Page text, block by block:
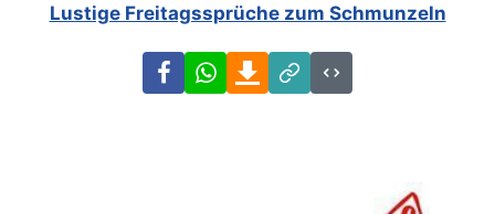
Lustige Freitagssprüche zum Schmunzeln
FacebookWhatsAppDownload
Link
Code